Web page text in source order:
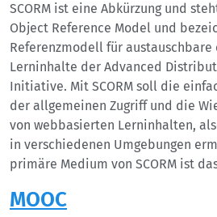
SCORM ist eine Abkürzung und
Object Reference Model und
Referenzmodell für
Lerninhalte der Advanced
Initiative. Mit SCORM soll die
der allgemeinen Zugriff und die
von webbasierten Lerninhalten,
in verschiedenen Umgebungen
primäre Medium von SCORM ist
MOOC